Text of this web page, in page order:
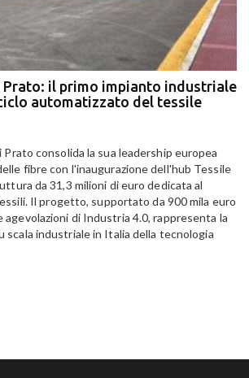
Prato: il primo impianto industriale
automatizzato del tessile
consolida la sua leadership europea
fibre con l'inaugurazione dell'hub Tessile
da 31,3 milioni di euro dedicata al
Il progetto, supportato da 900 mila euro
agevolazioni di Industria 4.0, rappresenta la
scala industriale in Italia della tecnologia